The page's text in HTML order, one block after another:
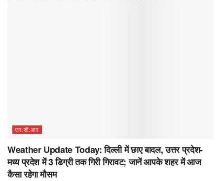
एन.सी.आर
Weather Update Today: दिल्ली में छाए बादल, उत्तर प्रदेश-
मध्य प्रदेश में 3 डिग्री तक गिरी गिरावट; जानें आपके शहर में आज
कैसा रहेगा मौसम